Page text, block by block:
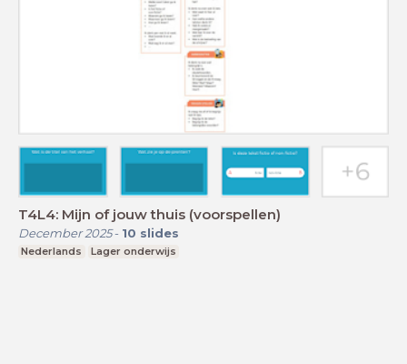
T4L4: Mijn of jouw thuis (voorspellen)
December 2025- 10 slides
Nederlands Lager onderwijs